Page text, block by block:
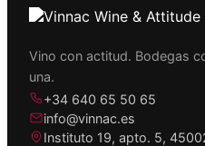
Vino con actitud. Bodegas
una.
+34 640 65 50 65
info@vinnac.es
Instituto 19, apto. 5,